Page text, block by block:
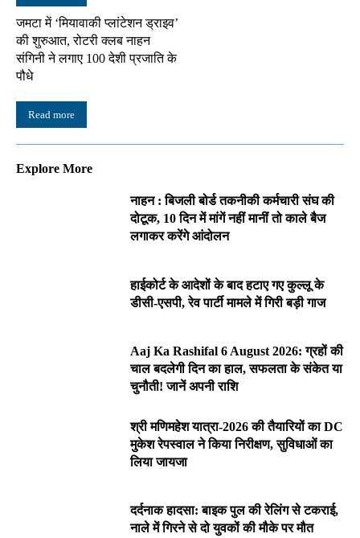
जमटा में ‘मियावाकी प्लांटेशन ड्राइव’
की शुरुआत, रोटरी क्लब नाहन
संगिनी ने लगाए 100 देशी प्रजाति के
पौधे
Read more
Explore More
नाहन : बिजली बोर्ड तकनीकी कर्मचारी संघ की
दोटूक, 10 दिन में मांगें नहीं मानीं तो काले बैज
लगाकर करेंगे आंदोलन
हाईकोर्ट के आदेशों के बाद हटाए गए कुल्लू के
डीसी-एसपी, रेव पार्टी मामले में गिरी बड़ी गाज
Aaj Ka Rashifal 6 August 2026: ग्रहों की
चाल बदलेगी दिन का हाल, सफलता के संकेत या
चुनौती! जानें अपनी राशि
श्री मणिमहेश यात्रा-2026 की तैयारियों का DC
मुकेश रेपस्वाल ने किया निरीक्षण, सुविधाओं का
लिया जायजा
दर्दनाक हादसा: बाइक पुल की रेलिंग से टकराई,
नाले में गिरने से दो युवकों की मौके पर मौत